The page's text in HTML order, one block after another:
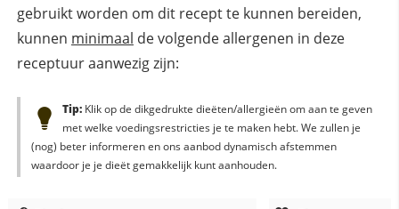
gebruikt worden om dit recept te kunnen bereiden,
kunnen minimaal de volgende allergenen in deze
receptuur aanwezig zijn:
Tip:Klik op de dikgedrukte dieëten/allergieën om aan te geven
met welke voedingsrestricties je te maken hebt. We zullen je
(nog) beter informeren en ons aanbod dynamisch afstemmen
waardoor je je dieët gemakkelijk kunt aanhouden.